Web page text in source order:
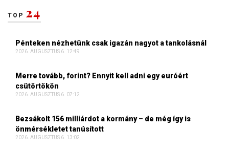
TOP 24
Pénteken nézhetünk csak igazán nagyot a tankolásnál
2026. AUGUSZTUS 6. 12:49
Merre tovább, forint? Ennyit kell adni egy euróért
csütörtökön
2026. AUGUSZTUS 6. 07:12
Bezsákolt 156 milliárdot a kormány – de még így is
önmérsékletet tanúsított
2026. AUGUSZTUS 6. 13:02